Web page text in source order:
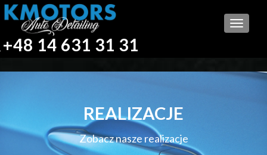
+48 14 631 31 31
REALIZACJE
Zobacz nasze realizacje